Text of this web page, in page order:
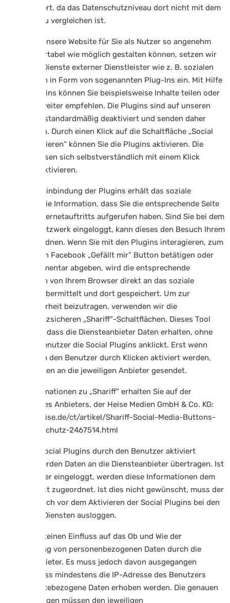
USA existiert, da das Datenschutzniveau dort nicht mit dem
in der EU zu vergleichen ist.
Damit wir unsere Website für Sie als Nutzer so angenehm
und komfortabel wie möglich gestalten können, setzen wir
vereinzelt Dienste externer Dienstleister wie z. B. sozialen
Netzwerken in Form von sogenannten Plug-Ins ein. Mit Hilfe
dieser Plugins können Sie beispielsweise Inhalte teilen oder
Produkte weiter empfehlen. Die Plugins sind auf unseren
Webseiten standardmäßig deaktiviert und senden daher
keine Daten. Durch einen Klick auf die Schaltfläche „Social
Media aktivieren“ können Sie die Plugins aktivieren. Die
Plugins lassen sich selbstverständlich mit einem Klick
wieder deaktivieren.
Durch die Einbindung der Plugins erhält das soziale
Netzwerk die Information, dass Sie die entsprechende Seite
unseres Internetauftritts aufgerufen haben. Sind Sie bei dem
sozialen Netzwerk eingeloggt, kann dieses den Besuch Ihrem
Konto zuordnen. Wenn Sie mit den Plugins interagieren, zum
Beispiel den Facebook „Gefällt mir“ Button betätigen oder
einen Kommentar abgeben, wird die entsprechende
Information von Ihrem Browser direkt an das soziale
Netzwerk übermittelt und dort gespeichert. Um zur
Datensicherheit beizutragen, verwenden wir die
datenschutzsicheren „Shariff“-Schaltflächen. Dieses Tool
verhindert, dass die Diensteanbieter Daten erhalten, ohne
dass der Benutzer die Social Plugins anklickt. Erst wenn
diese durch den Benutzer durch Klicken aktiviert werden,
werden Daten an die jeweiligen Anbieter gesendet.
Mehr Informationen zu „Shariff“ erhalten Sie auf der
Webseite des Anbieters, der Heise Medien GmbH & Co. KG:
http://m.heise.de/ct/artikel/Shariff-Social-Media-Buttons-
mit-Datenschutz-2467514.html
Wenn die Social Plugins durch den Benutzer aktiviert
werden, werden Daten an die Diensteanbieter übertragen. Ist
der Benutzer eingeloggt, werden diese Informationen dem
Konto direkt zugeordnet. Ist dies nicht gewünscht, muss der
Benutzer sich vor dem Aktivieren der Social Plugins bei den
jeweiligen Diensten ausloggen.
Wir haben keinen Einfluss auf das Ob und Wie der
Übertragung von personenbezogenen Daten durch die
Diensteanbieter. Es muss jedoch davon ausgegangen
werden, dass mindestens die IP-Adresse des Benutzers
sowie gerätebezogene Daten erhoben werden. Die genauen
Bestimmungen müssen den jeweiligen